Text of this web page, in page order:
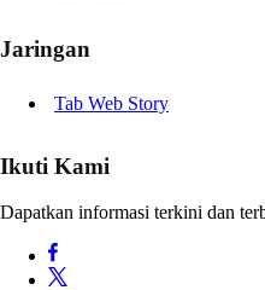
Jaringan
Tab Web Story
Ikuti Kami
Dapatkan informasi terkini dan